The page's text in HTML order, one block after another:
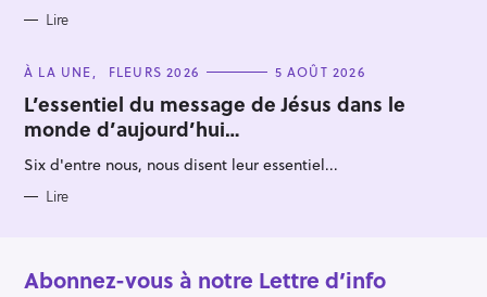
Lire
C
T
E
G
O
R
I
S
À LA UNE FLEURS 2026 5 AOÛT 2026
L’essentiel du message de Jésus dans le
monde d’aujourd’hui…
Six d'entre nous, nous disent leur essentiel...
Lire
Abonnez-vous à notre Lettre d’info